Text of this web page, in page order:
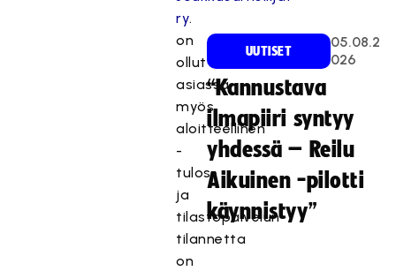
ry.
on
ollut
asiassa
myös
aloitteellinen
-
tulos-
ja
tilastopalvelun
tilannetta
on
UUTISET
05.08.2
026
“Kannustava
ilmapiiri syntyy
yhdessä – Reilu
Aikuinen -pilotti
käynnistyy”